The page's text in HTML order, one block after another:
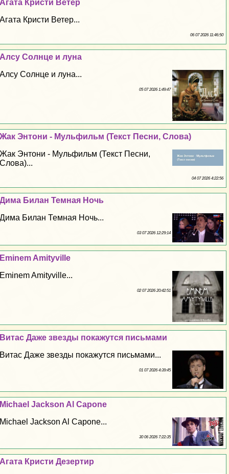
Агата Кристи Ветер
Агата Кристи Ветер...
06 07 2026 11:46:50
Алсу Солнце и луна
Алсу Солнце и луна...
05 07 2026 1:49:47
Жак Энтони - Мульфильм (Текст Песни, Слова)
Жак Энтони - Мульфильм (Текст Песни,
Слова)...
04 07 2026 4:22:56
Дима Билан Темная Ночь
Дима Билан Темная Ночь...
03 07 2026 12:29:14
Eminem Amityville
Eminem Amityville...
02 07 2026 20:42:51
Витас Даже звезды покажутся письмами
Витас Даже звезды покажутся письмами...
01 07 2026 4:39:45
Michael Jackson Al Capone
Michael Jackson Al Capone...
30 06 2026 7:22:35
Агата Кристи Дезертир